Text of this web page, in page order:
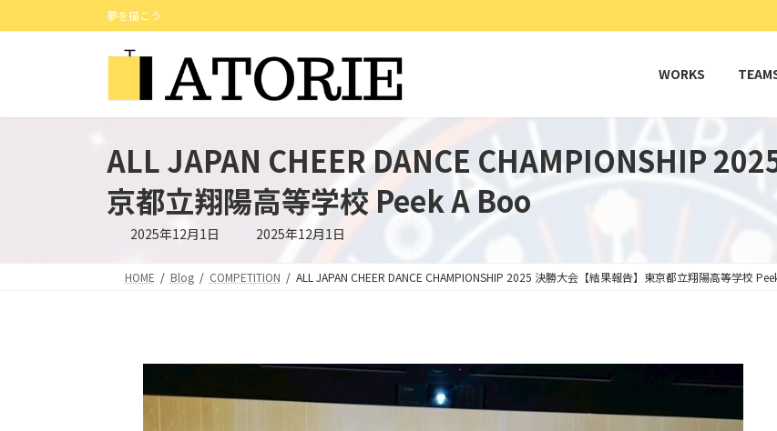
ン
へ
ビ
ョ
夢を描こう
WORKS
ALL JAPAN CHEER DANCE CHAMPIONSHIP
京都立翔陽高等学校 Peek A Boo
2025年12月1日 最
終
新
日
2025年12月1日
HOME Blog COMPETITION ALL JAPAN CHEER DANCE CHAMPIONSHIP 2025 決勝大会【結果報告】東京都立翔陽高等学校